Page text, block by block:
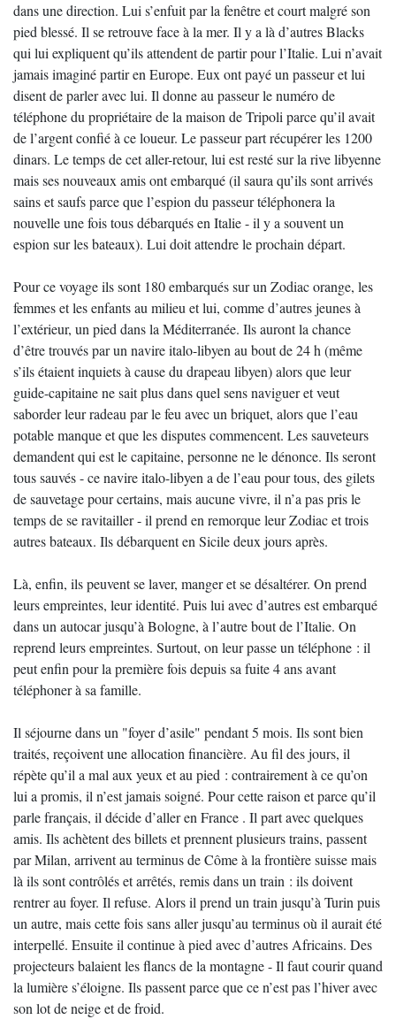
dans une direction. Lui s’enfuit par la fenêtre et court malgré son
pied blessé. Il se retrouve face à la mer. Il y a là d’autres Blacks
qui lui expliquent qu’ils attendent de partir pour l’Italie. Lui n’avait
jamais imaginé partir en Europe. Eux ont payé un passeur et lui
disent de parler avec lui. Il donne au passeur le numéro de
téléphone du propriétaire de la maison de Tripoli parce qu’il avait
de l’argent confié à ce loueur. Le passeur part récupérer les 1200
dinars. Le temps de cet aller-retour, lui est resté sur la rive libyenne
mais ses nouveaux amis ont embarqué (il saura qu’ils sont arrivés
sains et saufs parce que l’espion du passeur téléphonera la
nouvelle une fois tous débarqués en Italie - il y a souvent un
espion sur les bateaux). Lui doit attendre le prochain départ.
Pour ce voyage ils sont 180 embarqués sur un Zodiac orange, les
femmes et les enfants au milieu et lui, comme d’autres jeunes à
l’extérieur, un pied dans la Méditerranée. Ils auront la chance
d’être trouvés par un navire italo-libyen au bout de 24 h (même
s’ils étaient inquiets à cause du drapeau libyen) alors que leur
guide-capitaine ne sait plus dans quel sens naviguer et veut
saborder leur radeau par le feu avec un briquet, alors que l’eau
potable manque et que les disputes commencent. Les sauveteurs
demandent qui est le capitaine, personne ne le dénonce. Ils seront
tous sauvés - ce navire italo-libyen a de l’eau pour tous, des gilets
de sauvetage pour certains, mais aucune vivre, il n’a pas pris le
temps de se ravitailler - il prend en remorque leur Zodiac et trois
autres bateaux. Ils débarquent en Sicile deux jours après.
Là, enfin, ils peuvent se laver, manger et se désaltérer. On prend
leurs empreintes, leur identité. Puis lui avec d’autres est embarqué
dans un autocar jusqu’à Bologne, à l’autre bout de l’Italie. On
reprend leurs empreintes. Surtout, on leur passe un téléphone : il
peut enfin pour la première fois depuis sa fuite 4 ans avant
téléphoner à sa famille.
Il séjourne dans un "foyer d’asile" pendant 5 mois. Ils sont bien
traités, reçoivent une allocation financière. Au fil des jours, il
répète qu’il a mal aux yeux et au pied : contrairement à ce qu’on
lui a promis, il n’est jamais soigné. Pour cette raison et parce qu’il
parle français, il décide d’aller en France . Il part avec quelques
amis. Ils achètent des billets et prennent plusieurs trains, passent
par Milan, arrivent au terminus de Côme à la frontière suisse mais
là ils sont contrôlés et arrêtés, remis dans un train : ils doivent
rentrer au foyer. Il refuse. Alors il prend un train jusqu’à Turin puis
un autre, mais cette fois sans aller jusqu’au terminus où il aurait été
interpellé. Ensuite il continue à pied avec d’autres Africains. Des
projecteurs balaient les flancs de la montagne - Il faut courir quand
la lumière s’éloigne. Ils passent parce que ce n’est pas l’hiver avec
son lot de neige et de froid.